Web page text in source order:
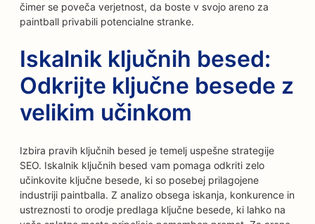
čimer se poveča verjetnost, da boste v svojo areno za
paintball privabili potencialne stranke.
Iskalnik ključnih besed:
Odkrijte ključne besede z
velikim učinkom
Izbira pravih ključnih besed je temelj uspešne strategije
SEO. Iskalnik ključnih besed vam pomaga odkriti zelo
učinkovite ključne besede, ki so posebej prilagojene
industriji paintballa. Z analizo obsega iskanja, konkurence in
ustreznosti to orodje predlaga ključne besede, ki lahko na